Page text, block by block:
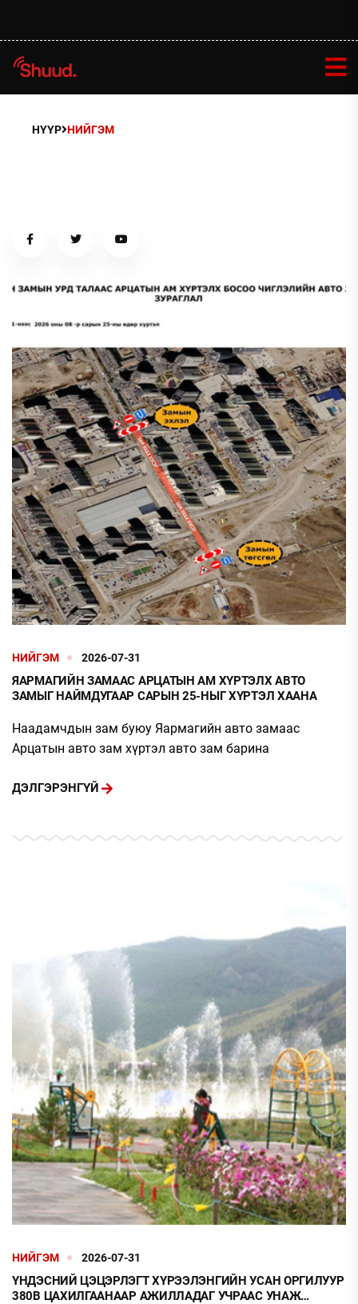
НҮҮР НИЙГЭМ
НИЙГЭМ 2026-07-31
ЯАРМАГИЙН ЗАМААС АРЦАТЫН АМ ХҮРТЭЛХ АВТО
ЗАМЫГ НАЙМДУГААР САРЫН 25-НЫГ ХҮРТЭЛ ХААНА
Наадамчдын зам буюу Яармагийн авто замаас
Арцатын авто зам хүртэл авто зам барина
ДЭЛГЭРЭНГҮЙ
НИЙГЭМ 2026-07-31
ҮНДЭСНИЙ ЦЭЦЭРЛЭГТ ХҮРЭЭЛЭНГИЙН УСАН ОРГИЛУУР
380В ЦАХИЛГААНААР АЖИЛЛАДАГ УЧРААС УНАЖ